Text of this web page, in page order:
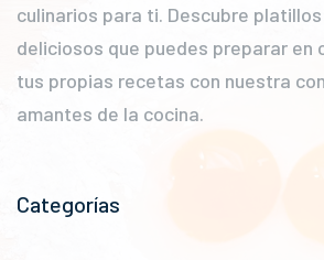
culinarios para ti. Descubre
deliciosos que puedes preparar en
tus propias recetas con nuestra
amantes de la cocina.
Categorías